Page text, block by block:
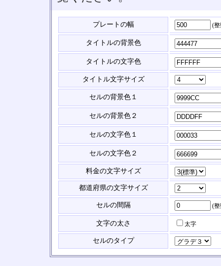
プレートの幅 (
タイトルの背景色
タイトルの文字色
タイトル文字サイズ
セルの背景色１
セルの背景色２
セルの文字色１
セルの文字色２
料金の文字サイズ
都道府県の文字サイズ
セルの間隔 (
文字の太さ 太字
セルのタイプ